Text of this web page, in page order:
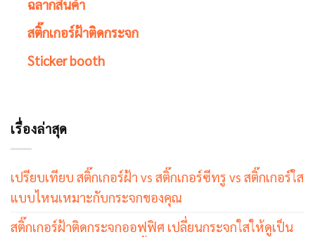
ฉลากสินค้า
สติ๊กเกอร์ฝ้าติดกระจก
Sticker booth
เรื่องล่าสุด
เปรียบเทียบ สติ๊กเกอร์ฝ้า vs สติ๊กเกอร์ซีทรู vs สติ๊กเกอร์ใส
แบบไหนเหมาะกับกระจกของคุณ
สติ๊กเกอร์ฝ้าติดกระจกออฟฟิศ เปลี่ยนกระจกใสให้ดูเป็น